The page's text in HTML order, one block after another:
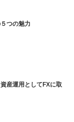
つの魅力
産運用としてFXに取